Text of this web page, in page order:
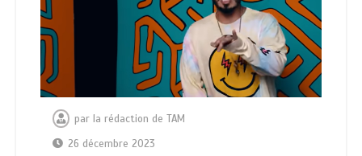
par la rédaction de TAM
26 décembre 2023